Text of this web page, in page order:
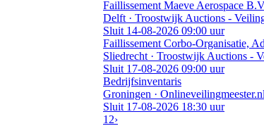
Faillissement Maeve Aerospace
Delft · Troostwijk Auctions -
Sluit 14-08-2026 09:00 uur
Faillissement Corbo-Organisatie,
Sliedrecht · Troostwijk Auctions -
Sluit 17-08-2026 09:00 uur
Bedrijfsinventaris
Groningen · Onlineveilingmeester.nl
Sluit 17-08-2026 18:30 uur
1 2›